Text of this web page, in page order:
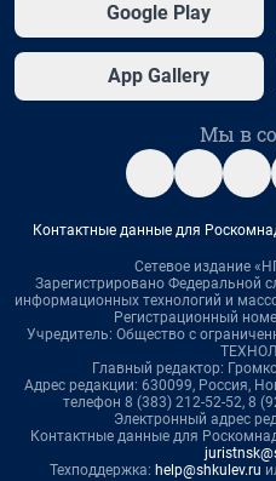
Google Play
App Gallery
Мы в
Контактные данные для
Сетевое издание
Зарегистрировано Федеральной
информационных технологий и
Регистрационный
Учредитель: Общество с
Главный редактор:
Адрес редакции: 630099, Россия,
телефон 8 (383) 212-52-52, 8
Электронный адрес
Контактные данные для
Техподдержка: help@shkulev.ru